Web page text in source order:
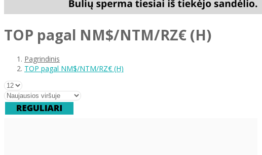
TOP pagal NM$/NTM/RZ€ (H)
Pagrindinis
TOP pagal NM$/NTM/RZ€ (H)